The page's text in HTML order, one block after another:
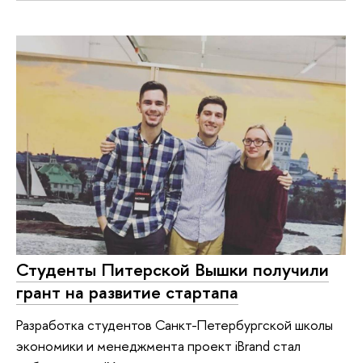
Студенты Питерской Вышки получили
грант на развитие стартапа
Разработка студентов Санкт-Петербургской школы
экономики и менеджмента проект iBrand стал